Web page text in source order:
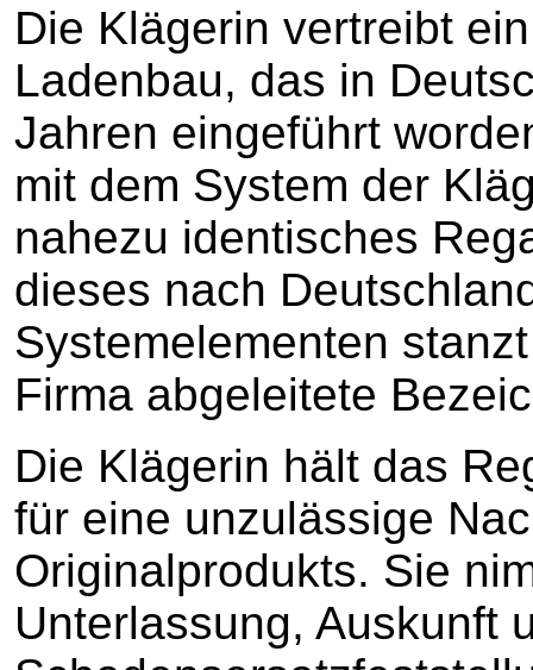
Die Klägerin vertreibt
Ladenbau, das in
Jahren eingeführt
mit dem System der
nahezu identisches
dieses nach
Systemelementen
Firma abgeleitete
Die Klägerin hält das
für eine unzulässige
Originalprodukts. Sie
Unterlassung, Auskunft